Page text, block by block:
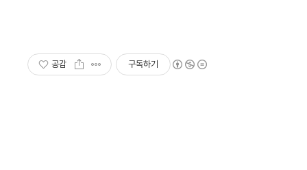
공감 구독하기